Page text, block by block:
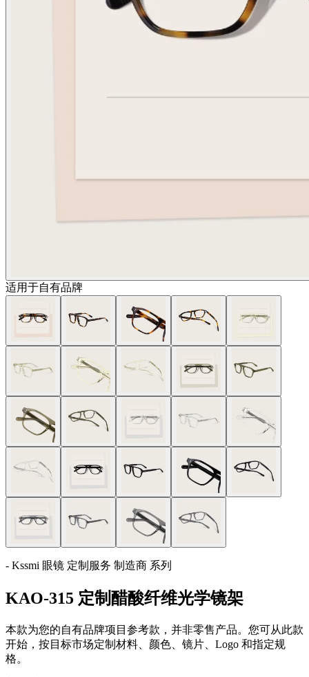
适用于自有品牌
- Kssmi 眼镜 定制服务 制造商 系列
KAO-315 定制醋酸纤维光学镜架
本款为您的自有品牌项目参考款，并非零售产品。您可从此款
开始，按目标市场定制材料、颜色、镜片、Logo 和指定规
格。